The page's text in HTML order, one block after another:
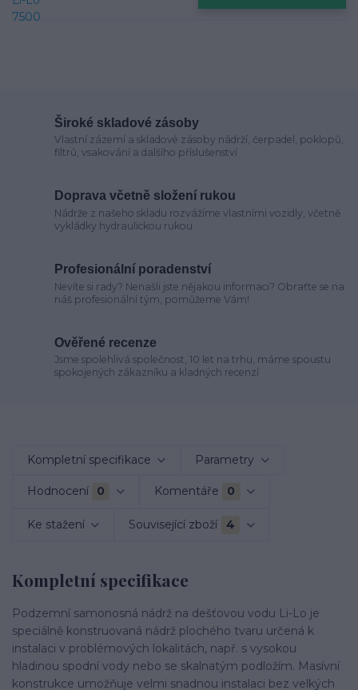
Široké skladové zásoby
Vlastní zázemí a skladové zásoby nádrží, čerpadel, poklopů,
filtrů, vsakování a dalšího příslušenství
Doprava včetně složení rukou
Nádrže z našeho skladu rozvážíme vlastními vozidly, včetně
vykládky hydraulickou rukou
Profesionální poradenství
Nevíte si rady? Nenašli jste nějakou informaci? Obraťte se na
náš profesionální tým, pomůžeme Vám!
Ověřené recenze
Jsme spolehlivá společnost, 10 let na trhu, máme spoustu
spokojených zákazníku a kladných recenzí
Kompletní specifikace Parametry
Hodnocení 0 Komentáře 0
Ke stažení Související zboží 4
Kompletní specifikace
Podzemní samonosná nádrž na dešťovou vodu Li-Lo je
speciálně konstruovaná nádrž plochého tvaru určená k
instalaci v problémových lokalitách, např. s vysokou
hladinou spodní vody nebo se skalnatým podložím. Masívní
konstrukce umožňuje velmi snadnou instalaci bez velkých